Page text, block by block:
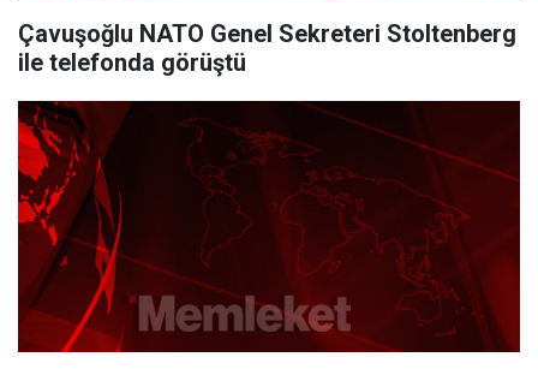
Çavuşoğlu NATO Genel Sekreteri Stoltenberg
ile telefonda görüştü